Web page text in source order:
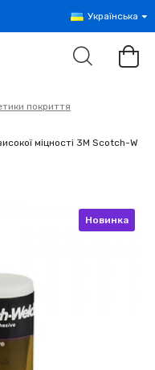
Українська
покриття
міцності 3M Scotch-W
Новинка